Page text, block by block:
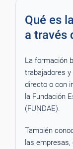
Qué es
a través
La formación
trabajadores
directo o con
la Fundación
(FUNDAE).
También
las